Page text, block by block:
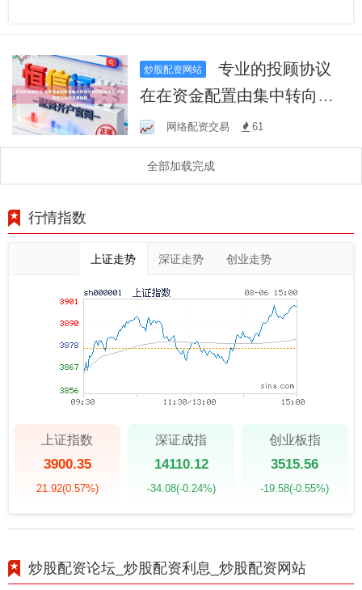
炒股配资网站
专业的投顾协议
在在资金配置由集中转向分
散的阶段中下,外盘配资公司
的风险限额
网络配资交易 61
全部加载完成
行情指数
上证走势 深证走势 创业走势
上证指数
3900.35
21.92(0.57%)
深证成指
14110.12
-34.08(-0.24%)
创业板指
3515.56
-19.58(-0.55%)
炒股配资论坛_炒股配资利息_炒股配资网站